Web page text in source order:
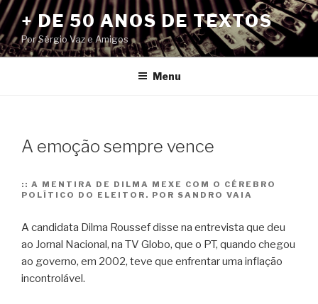
Pular
para
o
conteúdo
+ DE 50 ANOS DE TEXTOS
Por Sérgio Vaz e Amigos
Menu
A emoção sempre vence
:: A MENTIRA DE DILMA MEXE COM O CÉREBRO
POLÍTICO DO ELEITOR. POR SANDRO VAIA
A candidata Dilma Roussef disse na entrevista que deu
ao Jornal Nacional, na TV Globo, que o PT, quando chegou
ao governo, em 2002, teve que enfrentar uma inflação
incontrolável.